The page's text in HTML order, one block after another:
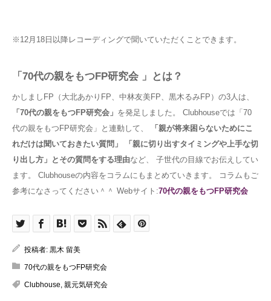
※12月18日以降レコーディングで聞いていただくことできます。
「70代の親をもつFP研究会 」とは？
かしましFP（大北あかりFP、中林友美FP、黒木るみFP）の3人は、
「70代の親をもつFP研究会」 を発足しました。 Clubhouseでは「70
代の親をもつFP研究会」と連動して、
「親が将来困らないためにこ
れだけは聞いておきたい質問」
「親に切り出すタイミングや上手な切
り出し方」とその質問をする理由など、 子世代の目線でお伝えしてい
ます。 Clubhouseの内容をコラムにもまとめていきます。 コラムもご
参考になさってください＾＾ Webサイト:70代の親をもつFP研究会
投稿者: 黒木 留美
70代の親をもつFP研究会
Clubhouse 親元気研究会